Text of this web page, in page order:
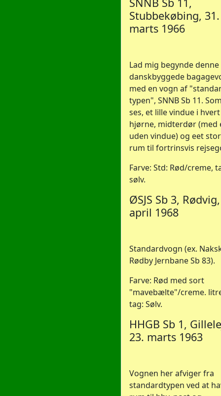
Stubbekøbing, 31.
marts 1966
Lad mig begynde
danskbyggede
med en vogn af
typen", SNNB Sb 11.
ses, et lille vindue i hvert
hjørne, midterdør (med
uden vindue) og eet
rum til fortrinsvis
Farve: Std: Rød/creme,
sølv.
ØSJS Sb 3,
april 1968
Standardvogn (ex.
Rødby Jernbane Sb 83).
Farve: Rød med sort
"mavebælte"/creme.
tag: Sølv.
HHGB Sb 1,
23. marts 1963
Vognen her afviger fra
standardtypen ved at